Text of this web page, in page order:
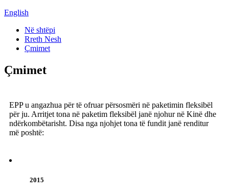
English
Në shtëpi
Rreth Nesh
Çmimet
Çmimet
EPP u angazhua për të ofruar përsosmëri në paketimin fleksibël
për ju. Arritjet tona në paketim fleksibël janë njohur në Kinë dhe
ndërkombëtarisht. Disa nga njohjet tona të fundit janë renditur
më poshtë:
2015